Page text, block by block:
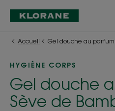
Accueil
Gel douche au parfum
HYGIÈNE CORPS
Gel douche
Sève de